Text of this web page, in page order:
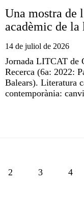
Una mostra de
acadèmic de la
14 de juliol de 2026
Jornada LITCAT de
Recerca (6a: 2022:
Balears). Literatura
contemporània:
2 3 4